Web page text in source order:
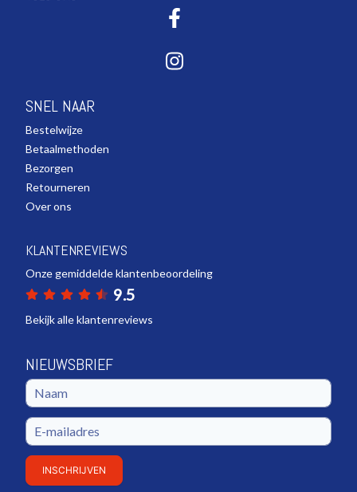
SNEL NAAR
Bestelwijze
Betaalmethoden
Bezorgen
Retourneren
Over ons
KLANTENREVIEWS
Onze gemiddelde klantenbeoordeling
9.5
Bekijk alle klantenreviews
NIEUWSBRIEF
INSCHRIJVEN